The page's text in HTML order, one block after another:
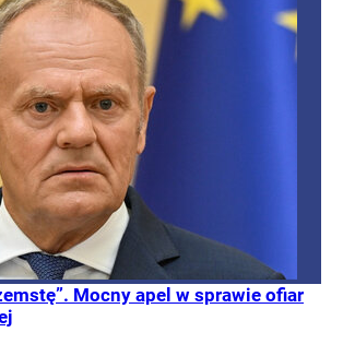
Mocny apel w sprawie ofiar